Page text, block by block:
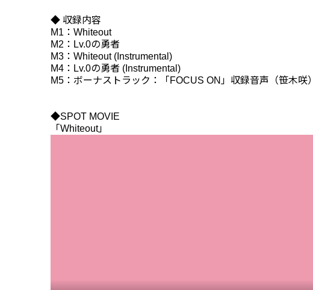
◆ 収録内容
M1：Whiteout
M2：Lv.0の勇者
M3：Whiteout (Instrumental)
M4：Lv.0の勇者 (Instrumental)
M5：ボーナストラック：「FOCUS ON」収録音声（笹木咲）
◆SPOT MOVIE
「Whiteout」